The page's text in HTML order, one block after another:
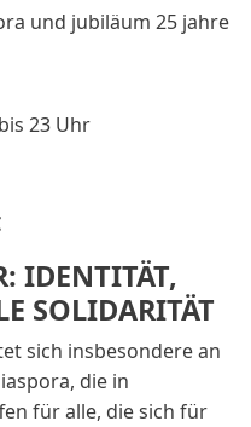
23 Uhr
IDENTITÄT,
SOLIDARITÄT
sich insbesondere an
die in
für alle, die sich für